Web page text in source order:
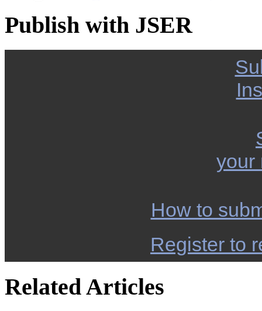
Publish with JSER
your
How to
Register to
Related Articles